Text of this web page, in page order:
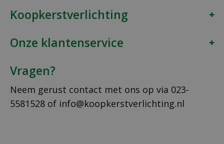
Koopkerstverlichting
Onze klantenservice
Vragen?
Neem gerust contact met ons op via 023-
5581528 of info@koopkerstverlichting.nl